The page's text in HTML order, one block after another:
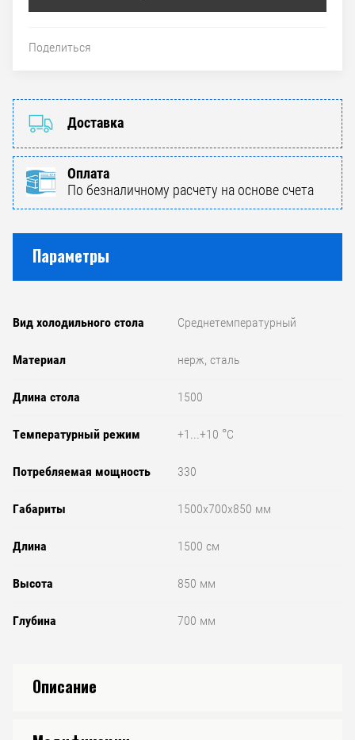
Поделиться
Доставка
Оплата
По безналичному расчету на основе счета
Параметры
Вид холодильного стола Среднетемпературный
Материал нерж, сталь
Длина стола 1500
Температурный режим +1...+10 °C
Потребляемая мощность 330
Габариты 1500x700x850 мм
Длина 1500 см
Высота 850 мм
Глубина 700 мм
Описание